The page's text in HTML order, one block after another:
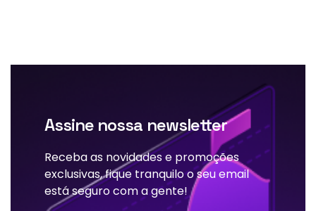
Assine nossa newsletter
Receba as novidades e promoções
exclusivas, fique tranquilo o seu email
está seguro com a gente!